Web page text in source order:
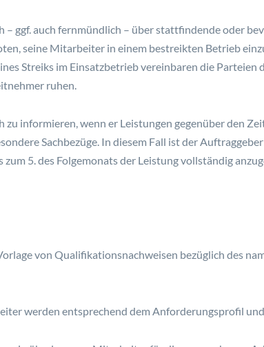
– ggf. auch fernmündlich – über stattfindende oder
seine Mitarbeiter in einem bestreikten Betrieb
Streiks im Einsatzbetrieb vereinbaren die Parteien
ruhen.
zu informieren, wenn er Leistungen gegenüber den
Sachbezüge. In diesem Fall ist der
5. des Folgemonats der Leistung vollständig
von Qualifikationsnachweisen bezüglich des
werden entsprechend dem Anforderungsprofil